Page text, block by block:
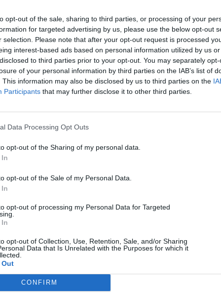
opt-out of the sale, sharing to third parties, or processing of your
for targeted advertising by us, please use the below opt-out
selection. Please note that after your opt-out request is processed
interest-based ads based on personal information utilized by us
to third parties prior to your opt-out. You may separately
of your personal information by third parties on the IAB’s list of
This information may also be disclosed by us to third parties on the
Participants that may further disclose it to other third parties.
Data Processing Opt Outs
opt-out of the Sharing of my personal data.
opt-out of the Sale of my Personal Data.
opt-out of processing my Personal Data for Targeted
opt-out of Collection, Use, Retention, Sale, and/or Sharing
Data that Is Unrelated with the Purposes for which it
CONFIRM
Η Nvidia έχασε κατά κράτος: Το πιο τέλειο AI chip
06/08/2026
Techmaniacs Originals
Unboxing.
Honest, direct, and hands-on. We benchmark, test, and daily-drive
the latest tech so you know what is actually worth your money.